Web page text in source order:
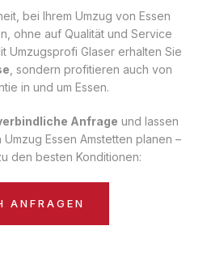
bei Ihrem Umzug von Essen
ohne auf Qualität und Service
Umzugsprofi Glaser erhalten Sie
, sondern profitieren auch von
in und um Essen.
Anfrage und lassen
Essen Amstetten planen –
den besten Konditionen:
ANFRAGEN